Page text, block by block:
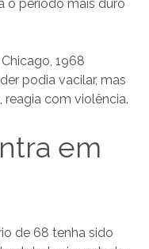
o período mais duro
1968
podia vacilar, mas
reagia com violência.
em
de 68 tenha sido